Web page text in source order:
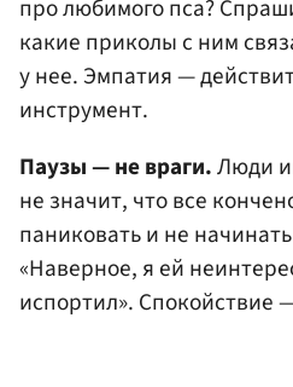
про любимого пса?
какие приколы с ним
у нее. Эмпатия —
инструмент.
Паузы — не враги.Люди
не значит, что все
паниковать и не
«Наверное, я ей
испортил». Спокойствие